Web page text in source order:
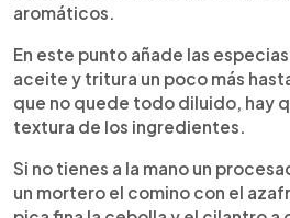
aromáticos.
En este punto añade las
aceite y tritura un poco más
que no quede todo diluido, hay
textura de los ingredientes.
Si no tienes a la mano un
un mortero el comino con el